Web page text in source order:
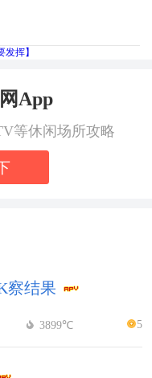
发挥】
App
等休闲场所攻略
察结果
3899℃ 5